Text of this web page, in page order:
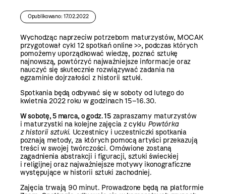
Opublikowano: 17.02.2022
Wychodząc naprzeciw potrzebom maturzystów, MOCAK
przygotował cykl 12 spotkań online >>, podczas których
pomożemy uporządkować wiedzę, poznać sztukę
najnowszą, powtórzyć najważniejsze informacje oraz
nauczyć się skutecznie rozwiązywać zadania na
egzaminie dojrzałości z historii sztuki.
Spotkania będą odbywać się w soboty od lutego do
kwietnia 2022 roku w godzinach 15–16.30.
W sobotę, 5 marca, o godz. 15zapraszamy maturzystów
i maturzystki na kolejne zajęcia z cyklu Powtórka
z historii sztuki. Uczestnicy i uczestniczki spotkania
poznają metody, za których pomocą artyści przekazują
treści w swojej twórczości. Omówione zostaną
zagadnienia abstrakcji i figuracji, sztuki świeckiej
i religijnej oraz najważniejsze motywy ikonograficzne
występujące w historii sztuki zachodniej.
Zajęcia trwają 90 minut. Prowadzone będą na platformie